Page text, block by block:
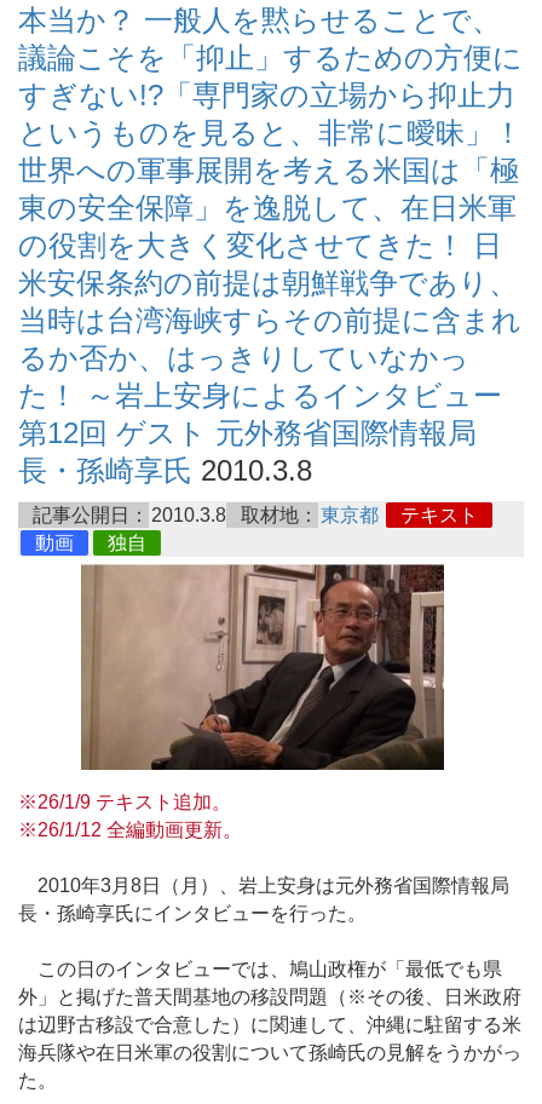
本当か？ 一般人を黙らせることで、
議論こそを「抑止」するための方便に
すぎない!?「専門家の立場から抑止力
というものを見ると、非常に曖昧」！
世界への軍事展開を考える米国は「極
東の安全保障」を逸脱して、在日米軍
の役割を大きく変化させてきた！ 日
米安保条約の前提は朝鮮戦争であり、
当時は台湾海峡すらその前提に含まれ
るか否か、はっきりしていなかっ
た！ ～岩上安身によるインタビュー
第12回 ゲスト 元外務省国際情報局
長・孫崎享氏 2010.3.8
記事公開日： 2010.3.8 取材地： 東京都
テキスト
動画
独自
※26/1/9 テキスト追加。
※26/1/12 全編動画更新。
2010年3月8日（月）、岩上安身は元外務省国際情報局
長・孫崎享氏にインタビューを行った。
この日のインタビューでは、鳩山政権が「最低でも県
外」と掲げた普天間基地の移設問題（※その後、日米政府
は辺野古移設で合意した）に関連して、沖縄に駐留する米
海兵隊や在日米軍の役割について孫崎氏の見解をうかがっ
た。